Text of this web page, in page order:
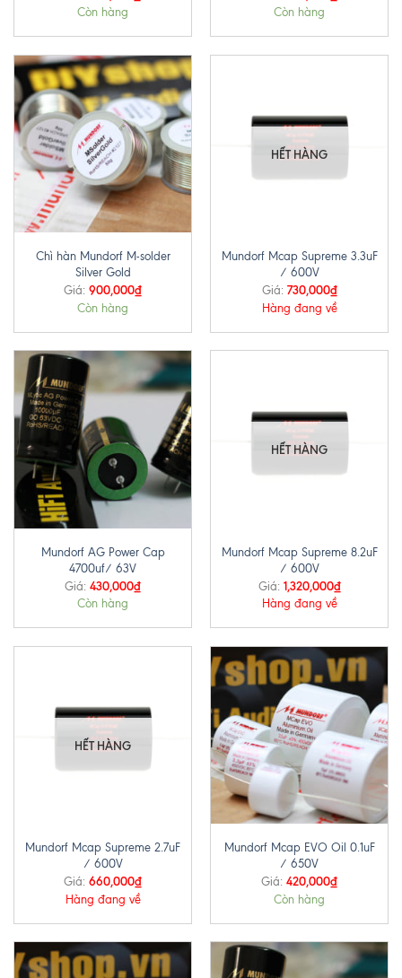
Còn hàng Còn hàng
Chì hàn Mundorf M-solder
Silver Gold
Giá: 900,000₫
Còn hàng
HẾT HÀNG
Mundorf Mcap Supreme 3.3uF
/ 600V
Giá: 730,000₫
Hàng đang về
Mundorf AG Power Cap
4700uf/ 63V
Giá: 430,000₫
Còn hàng
HẾT HÀNG
Mundorf Mcap Supreme 8.2uF
/ 600V
Giá: 1,320,000₫
Hàng đang về
HẾT HÀNG
Mundorf Mcap Supreme 2.7uF
/ 600V
Giá: 660,000₫
Hàng đang về
Mundorf Mcap EVO Oil 0.1uF
/ 650V
Giá: 420,000₫
Còn hàng